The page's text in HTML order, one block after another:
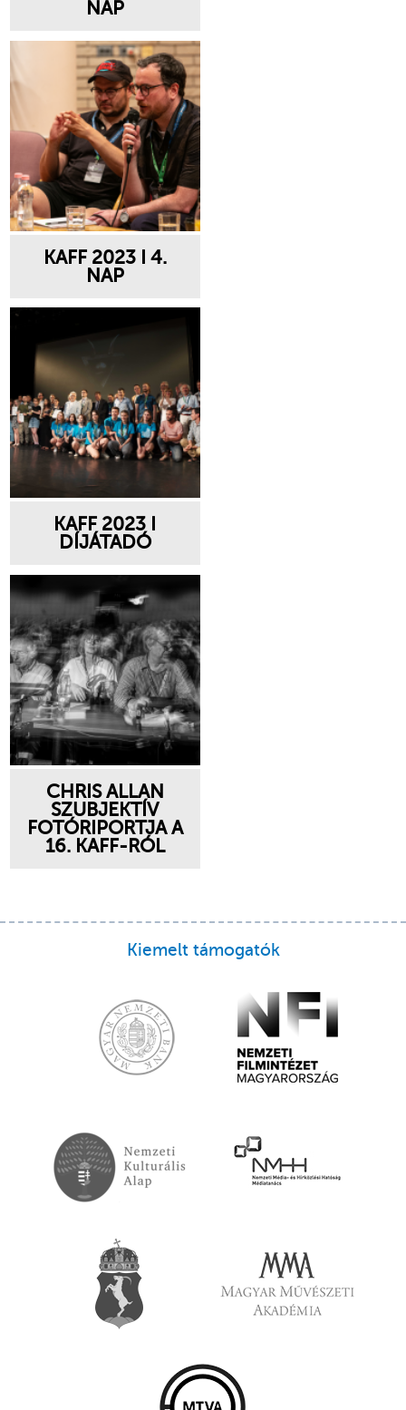
NAP
KAFF 2023 I 4.
NAP
KAFF 2023 I
DÍJÁTADÓ
CHRIS ALLAN
SZUBJEKTÍV
FOTÓRIPORTJA A
16. KAFF-RÓL
Kiemelt támogatók